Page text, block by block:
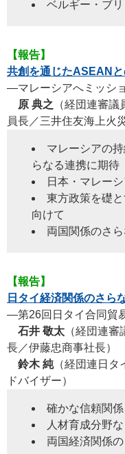
ベルギー・ブリ
【報告】
共創を通じたASEAN
―マレーシアへミッシ
原 典之 （経団連審
員長／三井住友海上火
マレーシアの
らなる連携に期待
日本・マレー
東方政策を礎
向けて
両国関係のさ
【報告】
日タイ経済関係のさら
―第26回日タイ合同貿
石井 敬太 （経団連
長／伊藤忠商事社長）
鈴木 純（経団連日タ
ドバイザー）
確かな信頼関
人材育成分野
両国経済関係